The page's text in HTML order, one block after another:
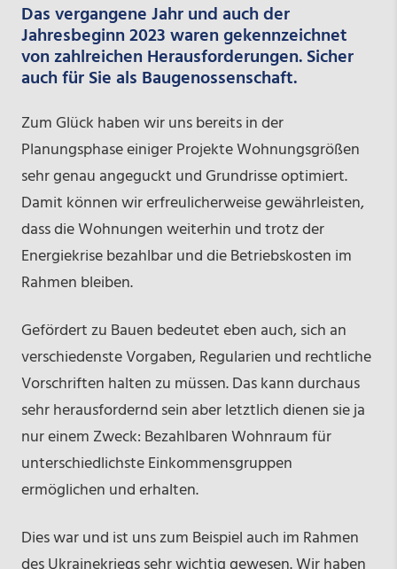
Das vergangene Jahr und auch der
Jahresbeginn 2023 waren gekennzeichnet
von zahlreichen Herausforderungen. Sicher
auch für Sie als Baugenossenschaft.
Zum Glück haben wir uns bereits in der
Planungsphase einiger Projekte Wohnungsgrößen
sehr genau angeguckt und Grundrisse optimiert.
Damit können wir erfreulicherweise gewährleisten,
dass die Wohnungen weiterhin und trotz der
Energiekrise bezahlbar und die Betriebskosten im
Rahmen bleiben.
Gefördert zu Bauen bedeutet eben auch, sich an
verschiedenste Vorgaben, Regularien und rechtliche
Vorschriften halten zu müssen. Das kann durchaus
sehr herausfordernd sein aber letztlich dienen sie ja
nur einem Zweck: Bezahlbaren Wohnraum für
unterschiedlichste Einkommensgruppen
ermöglichen und erhalten.
Dies war und ist uns zum Beispiel auch im Rahmen